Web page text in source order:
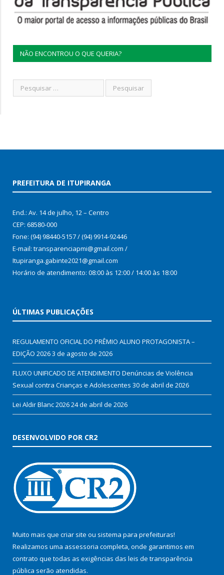
NÃO ENCONTROU O QUE QUERIA?
PREFEITURA DE ITUPIRANGA
End.: Av. 14 de julho, 12 – Centro
CEP: 68580-000
Fone: (94) 98440-5157 / (94) 9914-92446
E-mail: transparenciapmi@gmail.com /
Itupiranga.gabinte2021@gmail.com
Horário de atendimento: 08:00 às 12:00 / 14:00 às 18:00
ÚLTIMAS PUBLICAÇÕES
REGULAMENTO OFICIAL DO PRÊMIO ALUNO PROTAGONISTA –
EDIÇÃO 20263 de agosto de 2026
FLUXO UNIFICADO DE ATENDIMENTO Denúncias de Violência
Sexual contra Crianças e Adolescentes 30 de abril de 2026
Lei Aldir Blanc 202624 de abril de 2026
DESENVOLVIDO POR CR2
Muito mais que criar site ou sistema para prefeituras!
Realizamos uma assessoria completa, onde garantimos em
contrato que todas as exigências das leis de transparência
pública serão atendidas.